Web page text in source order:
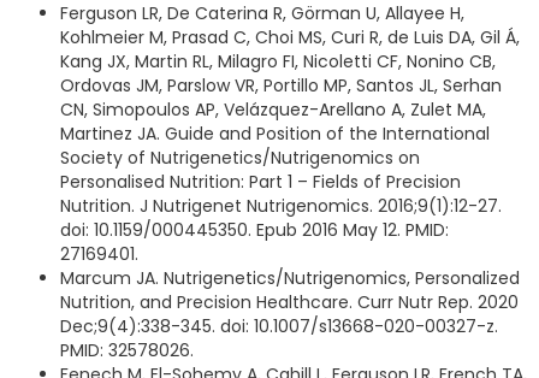
Ferguson LR, De Caterina R, Görman U, Allayee H,
Kohlmeier M, Prasad C, Choi MS, Curi R, de Luis DA, Gil Á,
Kang JX, Martin RL, Milagro FI, Nicoletti CF, Nonino CB,
Ordovas JM, Parslow VR, Portillo MP, Santos JL, Serhan
CN, Simopoulos AP, Velázquez-Arellano A, Zulet MA,
Martinez JA. Guide and Position of the International
Society of Nutrigenetics/Nutrigenomics on
Personalised Nutrition: Part 1 – Fields of Precision
Nutrition. J Nutrigenet Nutrigenomics. 2016;9(1):12-27.
doi: 10.1159/000445350. Epub 2016 May 12. PMID:
27169401.
Marcum JA. Nutrigenetics/Nutrigenomics, Personalized
Nutrition, and Precision Healthcare. Curr Nutr Rep. 2020
Dec;9(4):338-345. doi: 10.1007/s13668-020-00327-z.
PMID: 32578026.